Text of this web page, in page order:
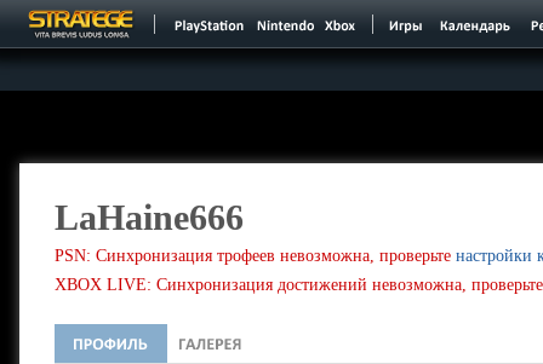
LaHaine666
PSN: Синхронизация трофеев невозможна, проверьте настройки
XBOX LIVE: Синхронизация достижений невозможна,